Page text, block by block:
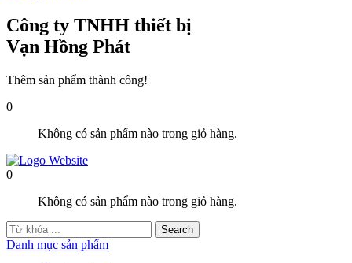
Công ty TNHH thiết bị
Vạn Hồng Phát
Thêm sản phẩm thành công!
0
Không có sản phẩm nào trong giỏ hàng.
0
Không có sản phẩm nào trong giỏ hàng.
Danh mục sản phẩm